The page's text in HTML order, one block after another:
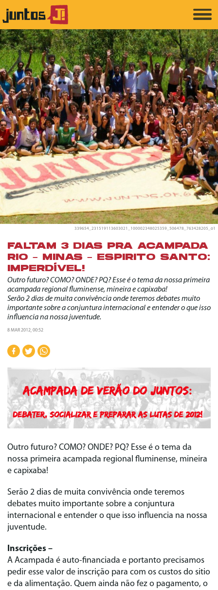
339654_231519113603021_100002348025359_506478_763428205_o1
FALTAM 3 DIAS PRA ACAMPADA
RIO – MINAS – ESPIRITO SANTO:
IMPERDÍVEL!
Outro futuro? COMO? ONDE? PQ? Esse é o tema da nossa primeira
acampada regional fluminense, mineira e capixaba!
Serão 2 dias de muita convivência onde teremos debates muito
importante sobre a conjuntura internacional e entender o que isso
influencia na nossa juventude.
8 MAR 2012, 00:52
Outro futuro? COMO? ONDE? PQ? Esse é o tema da
nossa primeira acampada regional fluminense, mineira
e capixaba!
Serão 2 dias de muita convivência onde teremos
debates muito importante sobre a conjuntura
internacional e entender o que isso influencia na nossa
juventude.
Inscrições –
A Acampada é auto-financiada e portanto precisamos
pedir esse valor de inscrição para com os custos do sitio
e da alimentação. Quem ainda não fez o pagamento, o